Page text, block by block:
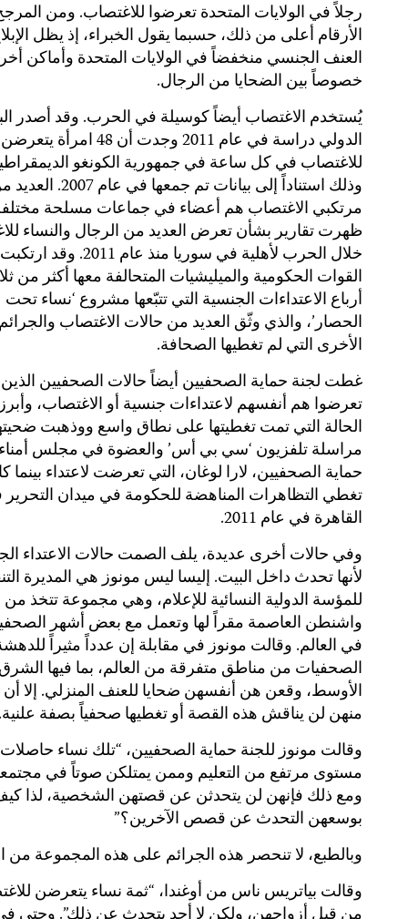
رجلاً في الولايات المتحدة تعرضوا للاغتصاب. ومن
الأرقام أعلى من ذلك، حسبما يقول الخبراء، إذ يظل
العنف الجنسي منخفضاً في الولايات المتحدة وأماكن
خصوصاً بين الضحايا من الرجال.
يُستخدم الاغتصاب أيضاً كوسيلة في الحرب. وقد أصدر
الدولي دراسة في عام 2011 وجدت أن 48 امرأة يتعرضن
للاغتصاب في كل ساعة في جمهورية الكونغو
وذلك استناداً إلى بيانات تم جمعها في عام
مرتكبي الاغتصاب هم أعضاء في جماعات مسلحة
ظهرت تقارير بشأن تعرض العديد من الرجال والنساء
خلال الحرب لأهلية في سوريا منذ عام 2011. وقد ارتكبت
القوات الحكومية والميليشيات المتحالفة معها أكثر من
أرباع الاعتداءات الجنسية التي تتبّعها مشروع ‘نساء تحت
الحصار’، والذي وثّق العديد من حالات الاغتصاب
الأخرى التي لم تغطيها الصحافة.
غطت لجنة حماية الصحفيين أيضاً حالات الصحفيين الذين
تعرضوا هم أنفسهم لاعتداءات جنسية أو الاغتصاب،
الحالة التي تمت تغطيتها على نطاق واسع ووذهبت
مراسلة تلفزيون ‘سي بي أس’ والعضوة في مجلس
حماية الصحفيين، لارا لوغان، التي تعرضت لاعتداء بينما
تغطي التظاهرات المناهضة للحكومة في ميدان
القاهرة في عام 2011.
وفي حالات أخرى عديدة، يلف الصمت حالات الاعتداء
لأنها تحدث داخل البيت. إليسا ليس مونوز هي المديرة
للمؤسة الدولية النسائية للإعلام، وهي مجموعة تتخذ من
واشنطن العاصمة مقراً لها وتعمل مع بعض أشهر
في العالم. وقالت مونوز في مقابلة إن عدداً مثيراً
الصحفيات من مناطق متفرقة من العالم، بما فيها
الأوسط، وقعن هن أنفسهن ضحايا للعنف المنزلي. إلا أن
منهن لن يناقش هذه القصة أو تغطيها صحفياً بصفة
وقالت مونوز للجنة حماية الصحفيين، “تلك نساء
مستوى مرتفع من التعليم وممن يمتلكن صوتاً في
ومع ذلك فإنهن لن يتحدثن عن قصتهن الشخصية، لذا
بوسعهن التحدث عن قصص الآخرين؟”
وبالطبع، لا تنحصر هذه الجرائم على هذه المجموعة من
وقالت بياتريس ناس من أوغندا، “ثمة نساء يتعرضن